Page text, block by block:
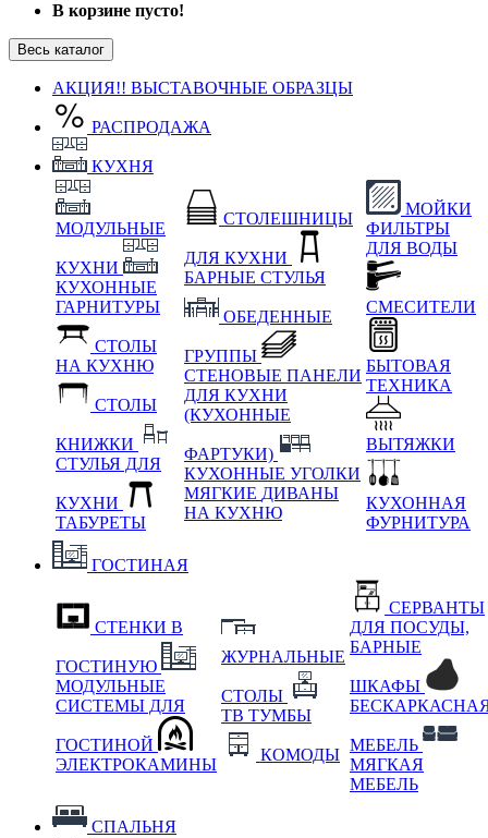
В корзине пусто!
Весь каталог
АКЦИЯ!! ВЫСТАВОЧНЫЕ ОБРАЗЦЫ
РАСПРОДАЖА
КУХНЯ
МОДУЛЬНЫЕ
КУХНИ
КУХОННЫЕ
ГАРНИТУРЫ
СТОЛЫ
НА КУХНЮ
СТОЛЫ
КНИЖКИ
СТУЛЬЯ ДЛЯ
КУХНИ
ТАБУРЕТЫ
СТОЛЕШНИЦЫ
ДЛЯ КУХНИ
БАРНЫЕ СТУЛЬЯ
ОБЕДЕННЫЕ
ГРУППЫ
СТЕНОВЫЕ ПАНЕЛИ
ДЛЯ КУХНИ
(КУХОННЫЕ
ФАРТУКИ)
КУХОННЫЕ УГОЛКИ
МЯГКИЕ ДИВАНЫ
НА КУХНЮ
МОЙКИ
ФИЛЬТРЫ
ДЛЯ ВОДЫ
СМЕСИТЕЛИ
БЫТОВАЯ
ТЕХНИКА
ВЫТЯЖКИ
КУХОННАЯ
ФУРНИТУРА
ГОСТИНАЯ
СТЕНКИ В
ГОСТИНУЮ
МОДУЛЬНЫЕ
СИСТЕМЫ ДЛЯ
ГОСТИНОЙ
ЭЛЕКТРОКАМИНЫ
ЖУРНАЛЬНЫЕ
СТОЛЫ
ТВ ТУМБЫ
КОМОДЫ
СЕРВАНТЫ
ДЛЯ ПОСУДЫ,
БАРНЫЕ
ШКАФЫ
МЕБЕЛЬ
МЯГКАЯ
МЕБЕЛЬ
СПАЛЬНЯ